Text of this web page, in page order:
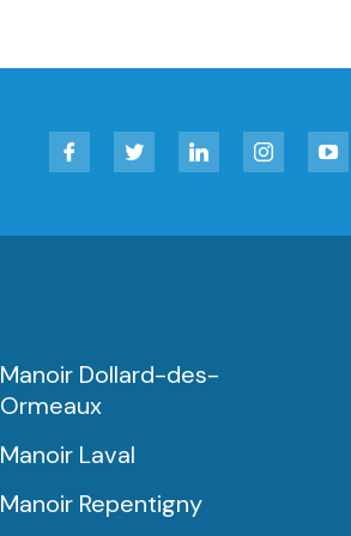
Facebook Twitter LinkedIn Instagram
Manoir Dollard-des-
Ormeaux
Manoir Laval
Manoir Repentigny